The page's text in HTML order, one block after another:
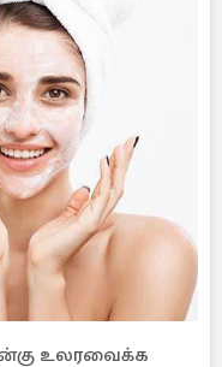
உலரவைக்க